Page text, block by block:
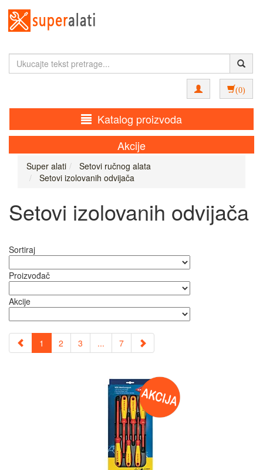
(0)
Katalog proizvoda
Akcije
Super alati
Setovi ručnog alata
Setovi izolovanih odvijača
Setovi izolovanih odvijača
Sortiraj
Proizvođač
Akcije
1 2 3 ... 7